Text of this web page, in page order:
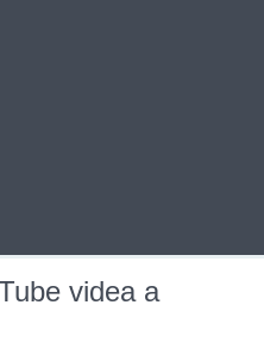
videa a